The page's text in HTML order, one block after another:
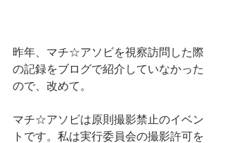
昨年、マチ☆アソビを視察訪問した際
の記録をブログで紹介していなかった
ので、改めて。
マチ☆アソビは原則撮影禁止のイベン
トです。私は実行委員会の撮影許可を